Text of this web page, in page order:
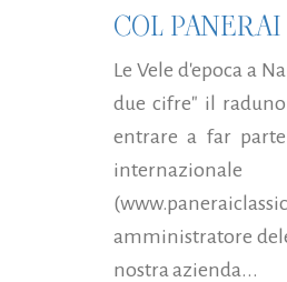
COL
Le Vele d'epoca a
due cifre" il
entrare a far
amministratore
nostra azienda...